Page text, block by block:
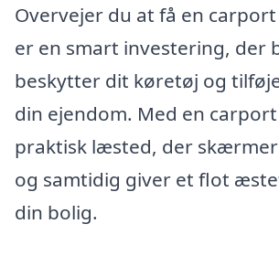
Overvejer du at få en carport
er en smart investering, der
beskytter dit køretøj og
din ejendom. Med en
praktisk læsted, der
og samtidig giver et flot
din bolig.